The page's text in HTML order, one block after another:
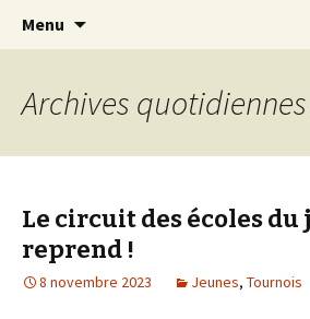
Club d échecs de l
agglomération
chambérienne
Les échecs pour tous
Menu
Archives
Le circuit des écoles du
reprend !
8 novembre 2023 Jeunes, Tournois